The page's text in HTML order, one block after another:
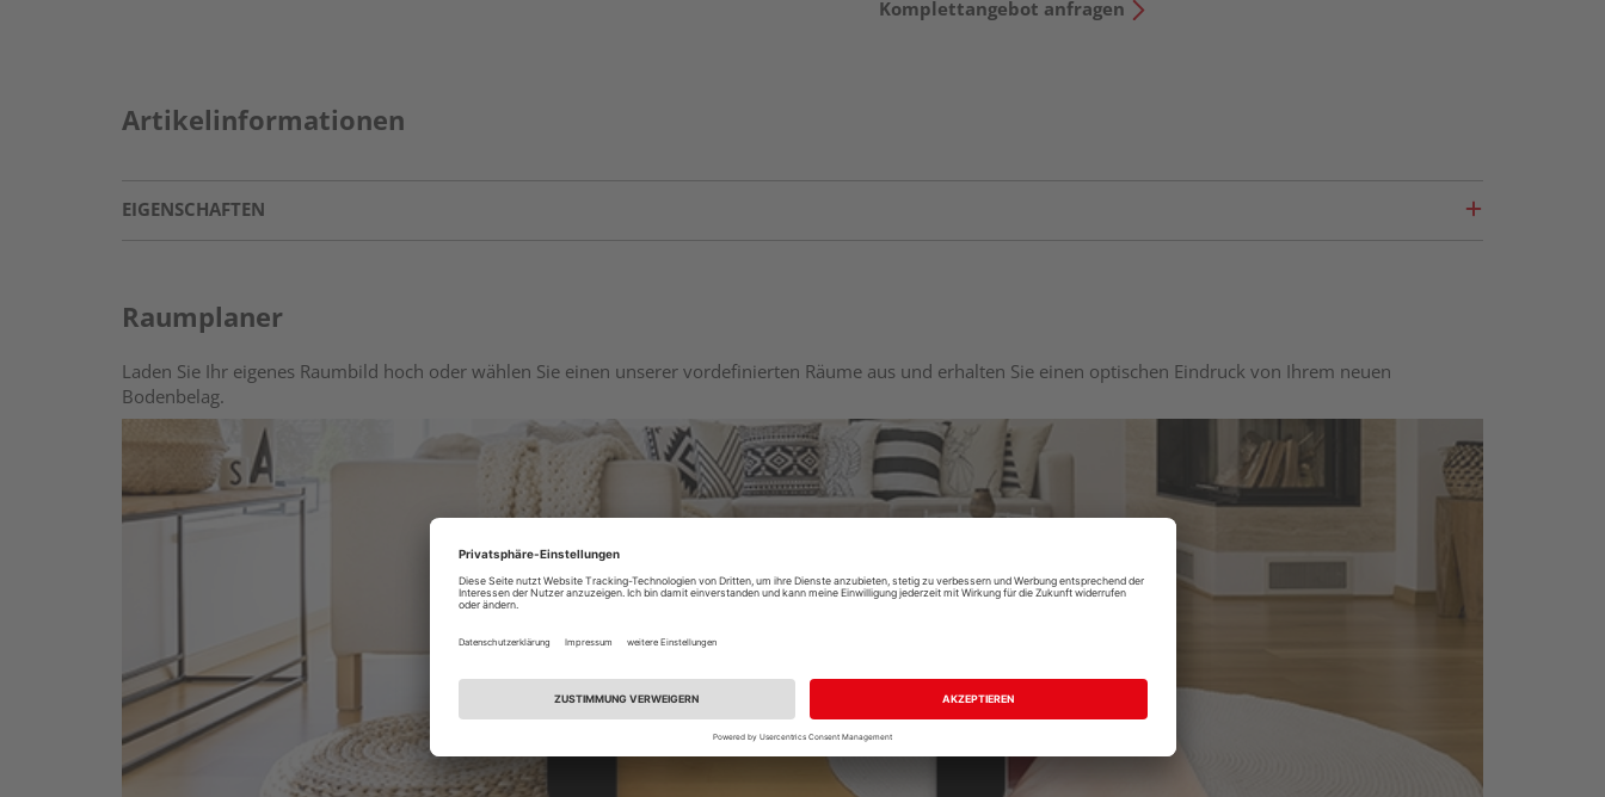
Komplettangebot anfragen
Artikelinformationen
EIGENSCHAFTEN
Raumplaner
Laden Sie Ihr eigenes Raumbild hoch oder wählen Sie einen unserer vordefinierten Räume aus und erhalten Sie einen optischen Eindruck von Ihrem neuen
Bodenbelag.